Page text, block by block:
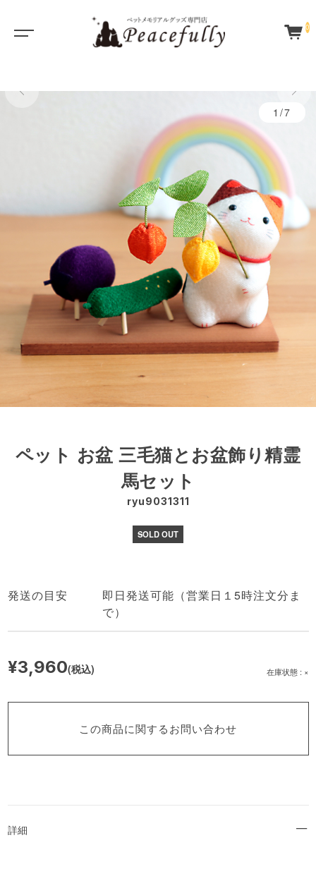
0
1/7
ペット お盆 三毛猫とお盆飾り精霊
馬セット
ryu9031311
SOLD OUT
発送の目安
即日発送可能（営業日１5時注文分ま
で）
在庫状態 : ×
¥3,960(税込)
この商品に関するお問い合わせ
詳細